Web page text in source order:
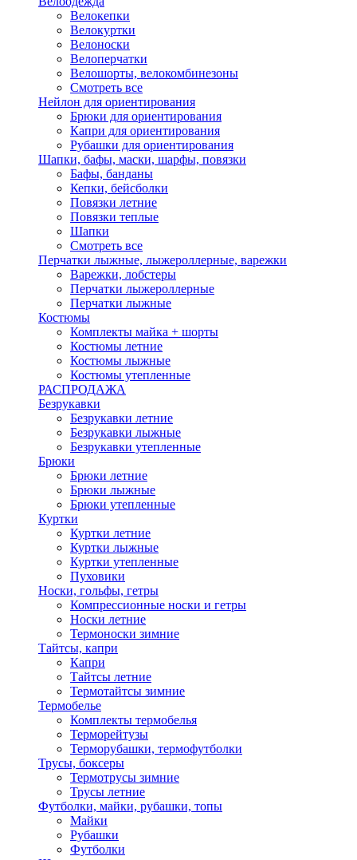
Велокепки
Велокуртки
Велоноски
Велоперчатки
Велошорты, велокомбинезоны
Смотреть все
Нейлон для ориентирования
Брюки для ориентирования
Капри для ориентирования
Рубашки для ориентирования
Шапки, бафы, маски, шарфы, повязки
Бафы, банданы
Кепки, бейсболки
Повязки летние
Повязки теплые
Шапки
Смотреть все
Перчатки лыжные, лыжероллерные, варежки
Варежки, лобстеры
Перчатки лыжероллерные
Перчатки лыжные
Костюмы
Комплекты майка + шорты
Костюмы летние
Костюмы лыжные
Костюмы утепленные
РАСПРОДАЖА
Безрукавки
Безрукавки летние
Безрукавки лыжные
Безрукавки утепленные
Брюки
Брюки летние
Брюки лыжные
Брюки утепленные
Куртки
Куртки летние
Куртки лыжные
Куртки утепленные
Пуховики
Носки, гольфы, гетры
Компрессионные носки и гетры
Носки летние
Термоноски зимние
Тайтсы, капри
Капри
Тайтсы летние
Термотайтсы зимние
Термобелье
Комплекты термобелья
Терморейтузы
Терморубашки, термофутболки
Трусы, боксеры
Термотрусы зимние
Трусы летние
Футболки, майки, рубашки, топы
Майки
Рубашки
Футболки